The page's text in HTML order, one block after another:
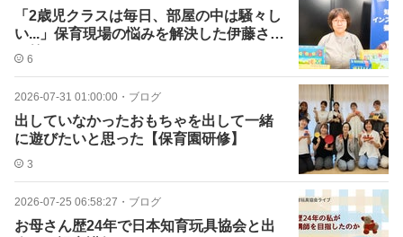
「2歳児クラスは毎日、部屋の中は騒々し
い...」保育現場の悩みを解決した伊藤さん
の答え
6
2026-07-31 01:00:00 ・ ブログ
出していなかったおもちゃを出して一緒
に遊びたいと思った【保育園研修】
3
2026-07-25 06:58:27 ・ ブログ
お母さん歴24年で日本知育玩具協会と出